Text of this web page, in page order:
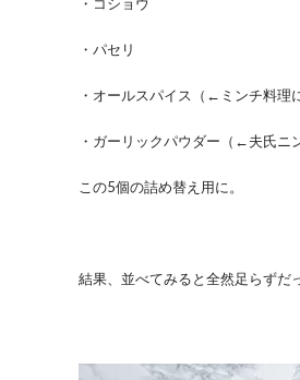
・パセリ
・オールスパイス（←ミンチ料理
・ガーリックパウダー（←夫氏ニ
この5個の詰め替え用に。
結果、並べてみると全然足らずだ